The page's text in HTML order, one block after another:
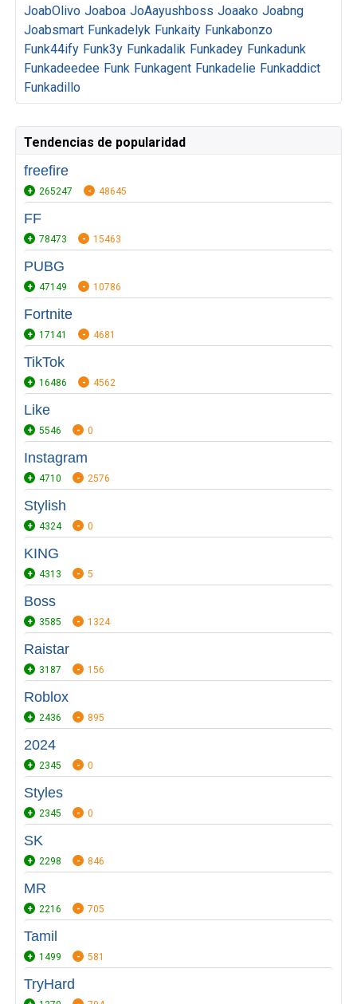
JoabOlivo Joaboa JoAayushboss Joaako Joabng
Joabsmart Funkadelyk Funkaity Funkabonzo
Funk44ify Funk3y Funkadalik Funkadey Funkadunk
Funkadeedee Funk Funkagent Funkadelie Funkaddict
Funkadillo
Tendencias de popularidad
freefire
265247 48645
FF
78473 15463
PUBG
47149 10786
Fortnite
17141 4681
TikTok
16486 4562
Like
5546 0
Instagram
4710 2576
Stylish
4324 0
KING
4313 5
Boss
3585 1324
Raistar
3187 156
Roblox
2436 895
2024
2345 0
Styles
2345 0
SK
2298 846
MR
2216 705
Tamil
1499 581
TryHard